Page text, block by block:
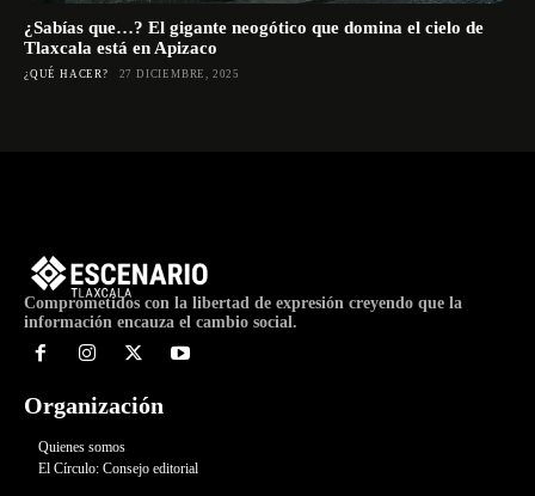
¿Sabías que…? El gigante neogótico que domina el cielo de
Tlaxcala está en Apizaco
¿QUÉ HACER? 27 DICIEMBRE, 2025
Comprometidos con la libertad de expresión creyendo que la
información encauza el cambio social.
Organización
Quienes somos
El Círculo: Consejo editorial